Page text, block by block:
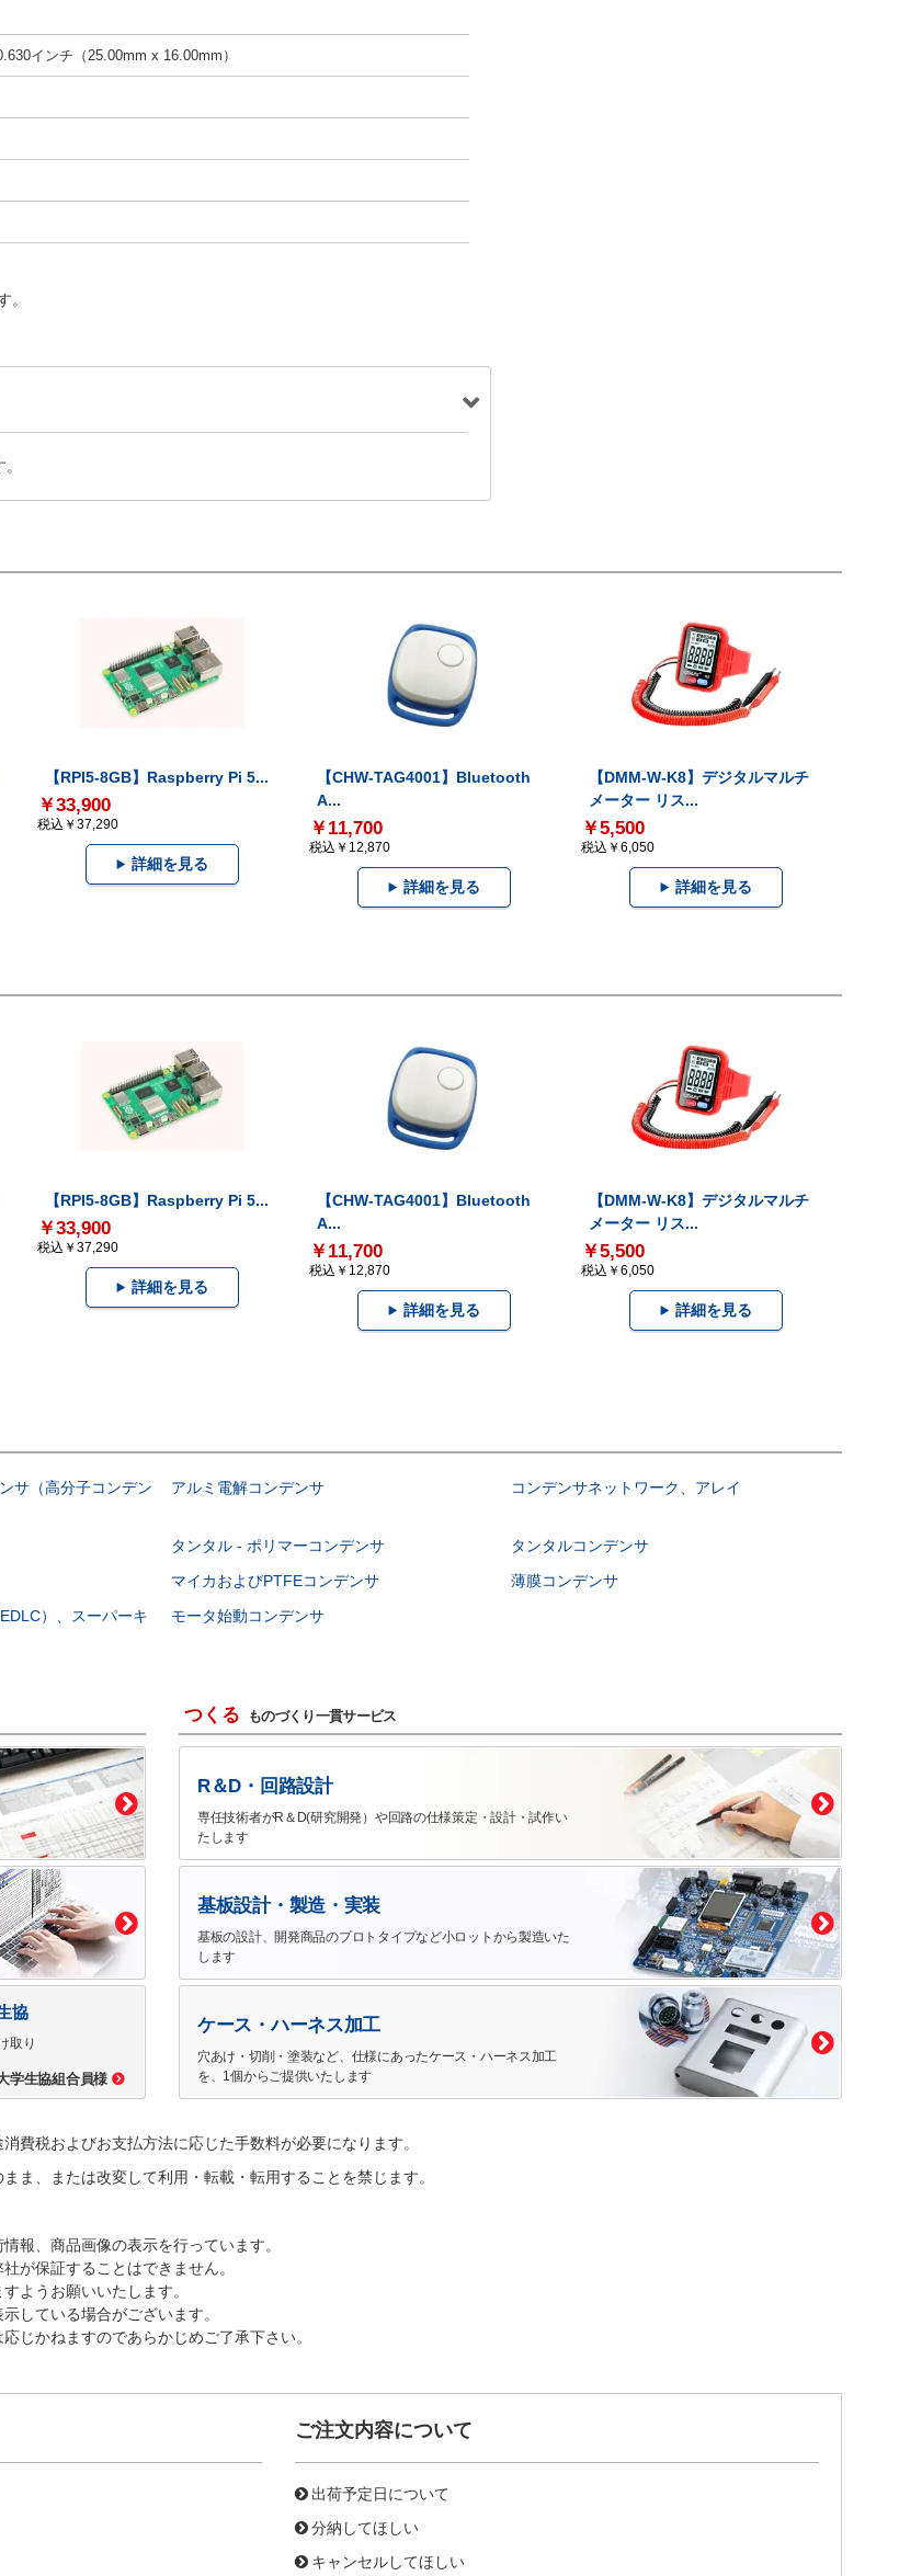
インチ（25.00mm x 16.00mm）
。
【RPI5-8GB】Raspberry Pi 5...
￥33,900
税込￥37,290
詳細を見る
【CHW-TAG4001】Bluetooth
A...
￥11,700
税込￥12,870
詳細を見る
【DMM-W-K8】デジタルマルチ
メーター リス...
￥5,500
税込￥6,050
詳細を見る
【RPI5-8GB】Raspberry Pi 5...
￥33,900
税込￥37,290
詳細を見る
【CHW-TAG4001】Bluetooth
A...
￥11,700
税込￥12,870
詳細を見る
【DMM-W-K8】デジタルマルチ
メーター リス...
￥5,500
税込￥6,050
詳細を見る
サ（高分子コンデン
アルミ電解コンデンサ コンデンサネットワーク、アレイ
タンタル - ポリマーコンデンサ
タンタルコンデンサ
マイカおよびPTFEコンデンサ
薄膜コンデンサ
）、スーパーキ
モータ始動コンデンサ
協
取り
学生協組合員様
つくる ものづくり一貫サービス
R＆D・回路設計
専任技術者がR＆D(研究開発）や回路の仕様策定・設計・試作い
たします
基板設計・製造・実装
基板の設計、開発商品のプロトタイプなど小ロットから製造いた
します
ケース・ハーネス加工
穴あけ・切削・塗装など、仕様にあったケース・ハーネス加工
を、1個からご提供いたします
費税およびお支払方法に応じた手数料が必要になります。
ま、または改変して利用・転載・転用することを禁じます。
報、商品画像の表示を行っています。
が保証することはできません。
ようお願いいたします。
している場合がございます。
じかねますのであらかじめご了承下さい。
ご注文内容について
出荷予定日について
分納してほしい
キャンセルしてほしい